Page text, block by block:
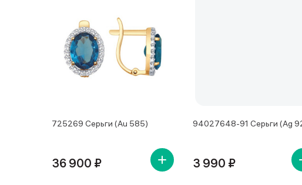
725269 Серьги (Au 585)
36 900 ₽
94027648-91 Серьги (Ag
3 990 ₽